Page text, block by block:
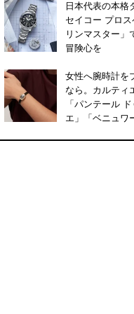
日本代表の本格
セイコー プロ
リンマスター」
冒険心を
女性へ腕時計を
なら。カルティ
「パンテール
エ」「ベニュワ